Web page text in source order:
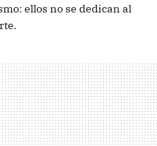
ellos no se dedican al